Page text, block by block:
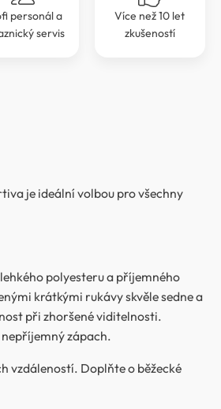
personál a
servis
Více než 10 let
zkušeností
je ideální volbou pro všechny
polyesteru a příjemného
krátkými rukávy skvěle sedne a
při zhoršené viditelnosti.
zápach.
vzdáleností. Doplňte o běžecké